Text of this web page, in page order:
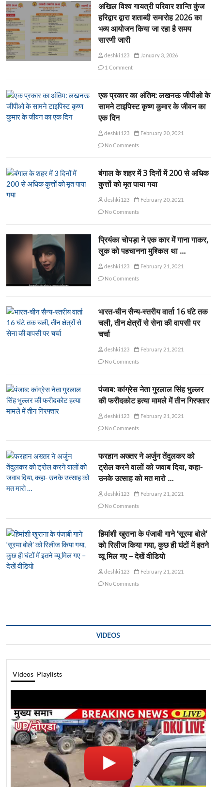
अखिल विश्व गायत्री परिवार शान्ति कुंज
हरिद्वार द्वारा शताब्दी समारोह 2026 का
भव्य आयोजन किया जा रहा है समय
सारणी जारी
deshki123
January 3, 2026
1 Comment
एक प्रकार का अंतिम: लखनऊ जीपीओ के
सामने टाइपिस्ट कृष्ण कुमार के जीवन का
एक दिन
deshki123
February 20, 2021
No Comments
बंगाल के शहर में 3 दिनों में 200 से अधिक
कुत्तों को मृत पाया गया
deshki123
February 20, 2021
No Comments
प्रियंका चोपड़ा ने एक कार में गाना गाकर,
लुक को पहचानना मुश्किल था …
deshki123
February 21, 2021
No Comments
भारत-चीन सैन्य-स्तरीय वार्ता 16 घंटे तक
चली, तीन क्षेत्रों से सेना की वापसी पर
चर्चा
deshki123
February 21, 2021
No Comments
पंजाब: कांग्रेस नेता गुरलाल सिंह भुल्लर
की फरीदकोट हत्या मामले में तीन गिरफ्तार
deshki123
February 21, 2021
No Comments
फरहान अख्तर ने अर्जुन तेंदुलकर को
ट्रोल करने वालों को जवाब दिया, कहा-
उनके उत्साह को मत मारो …
deshki123
February 21, 2021
No Comments
हिमांशी खुराना के पंजाबी गाने ‘सूरमा बोले’
को रिलीज किया गया, कुछ ही घंटों में इतने
व्यू मिल गए – देखें वीडियो
deshki123
February 21, 2021
No Comments
VIDEOS
Videos Playlists